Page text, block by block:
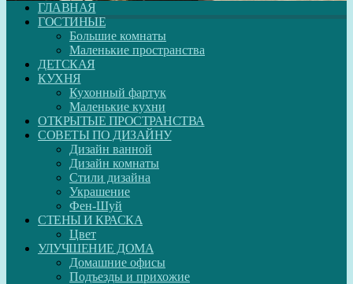
ГЛАВНАЯ
ГОСТИНЫЕ
Большие комнаты
Маленькие пространства
ДЕТСКАЯ
КУХНЯ
Кухонный фартук
Маленькие кухни
ОТКРЫТЫЕ ПРОСТРАНСТВА
СОВЕТЫ ПО ДИЗАЙНУ
Дизайн ванной
Дизайн комнаты
Стили дизайна
Украшение
Фен-Шуй
СТЕНЫ И КРАСКА
Цвет
УЛУЧШЕНИЕ ДОМА
Домашние офисы
Подъезды и прихожие